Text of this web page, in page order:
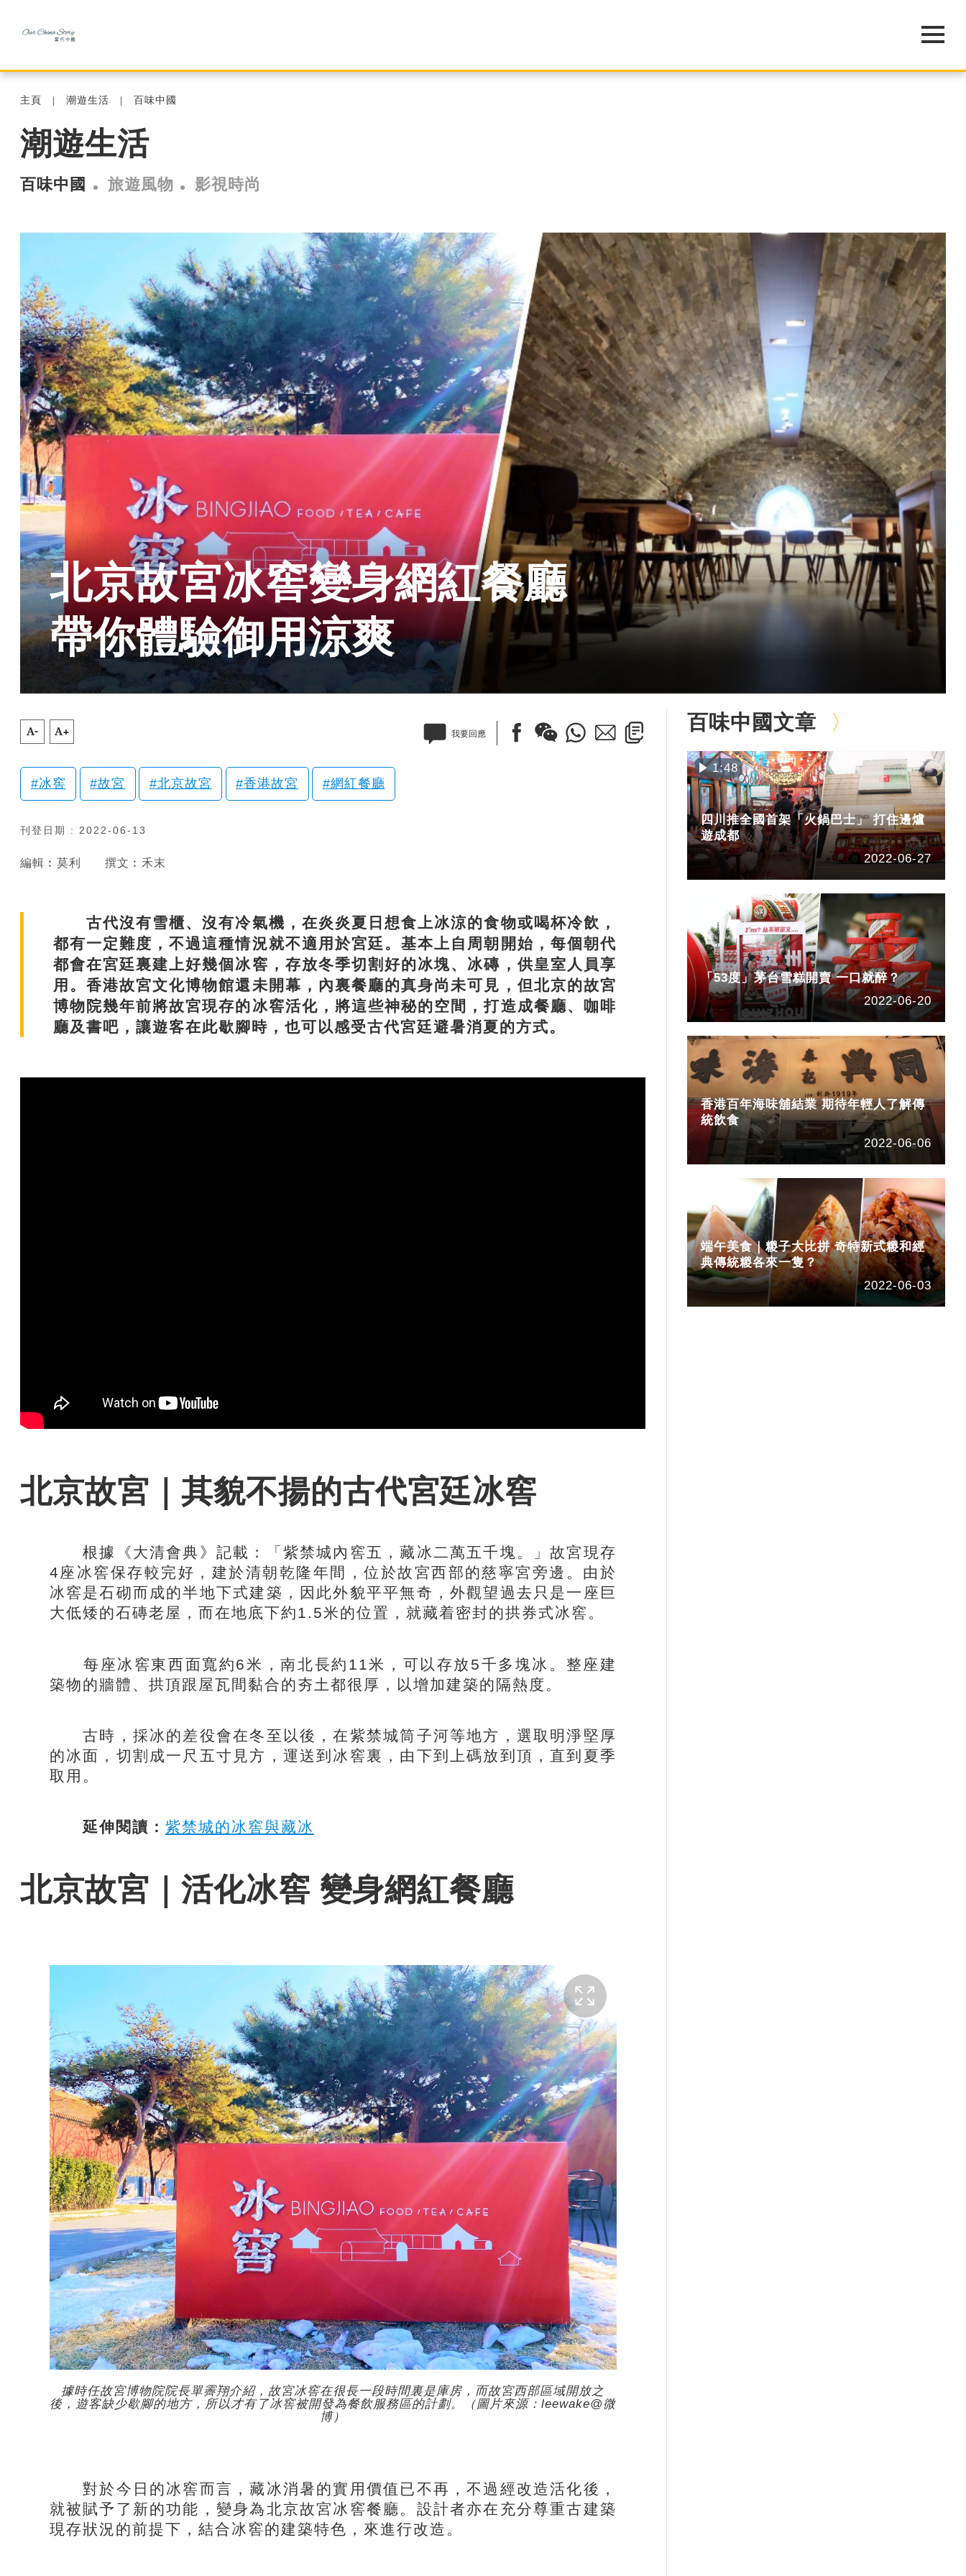
主頁 潮遊生活 百味中國
潮遊生活
百味中國 旅遊風物 影視時尚
北京故宮冰窖變身網紅餐廳
帶你體驗御用涼爽
A- A+ 我要回應
冰窖 故宮 北京故宮 香港故宮 網紅餐廳
刊登日期 : 2022-06-13
編輯︰莫利 撰文︰禾末
古代沒有雪櫃、沒有冷氣機，在炎炎夏日想食上冰涼的食物或喝杯冷飲，
都有一定難度，不過這種情況就不適用於宮廷。基本上自周朝開始，每個朝代
都會在宮廷裏建上好幾個冰窖，存放冬季切割好的冰塊、冰磚，供皇室人員享
用。香港故宮文化博物館還未開幕，內裏餐廳的真身尚未可見，但北京的故宮
博物院幾年前將故宮現存的冰窖活化，將這些神秘的空間，打造成餐廳、咖啡
廳及書吧，讓遊客在此歇腳時，也可以感受古代宮廷避暑消夏的方式。
北京故宮｜其貌不揚的古代宮廷冰窖
根據《大清會典》記載：「紫禁城內窖五，藏冰二萬五千塊。」故宮現存
4座冰窖保存較完好，建於清朝乾隆年間，位於故宮西部的慈寧宮旁邊。由於
冰窖是石砌而成的半地下式建築，因此外貌平平無奇，外觀望過去只是一座巨
大低矮的石磚老屋，而在地底下約1.5米的位置，就藏着密封的拱券式冰窖。
每座冰窖東西面寬約6米，南北長約11米，可以存放5千多塊冰。整座建
築物的牆體、拱頂跟屋瓦間黏合的夯土都很厚，以增加建築的隔熱度。
古時，採冰的差役會在冬至以後，在紫禁城筒子河等地方，選取明淨堅厚
的冰面，切割成一尺五寸見方，運送到冰窖裏，由下到上碼放到頂，直到夏季
取用。
延伸閱讀： 紫禁城的冰窖與藏冰
北京故宮｜活化冰窖 變身網紅餐廳
據時任故宮博物院院長單霽翔介紹，故宮冰窖在很長一段時間裏是庫房，而故宮西部區域開放之
後，遊客缺少歇腳的地方，所以才有了冰窖被開發為餐飲服務區的計劃。（圖片來源：leewake@微
博）
對於今日的冰窖而言，藏冰消暑的實用價值已不再，不過經改造活化後，
就被賦予了新的功能，變身為北京故宮冰窖餐廳。設計者亦在充分尊重古建築
現存狀況的前提下，結合冰窖的建築特色，來進行改造。
百味中國文章
1:48
四川推全國首架「火鍋巴士」 打住邊爐
遊成都
2022-06-27
「53度」茅台雪糕開賣 一口就醉？
2022-06-20
香港百年海味舖結業 期待年輕人了解傳
統飲食
2022-06-06
端午美食｜糉子大比拼 奇特新式糉和經
典傳統糉各來一隻？
2022-06-03